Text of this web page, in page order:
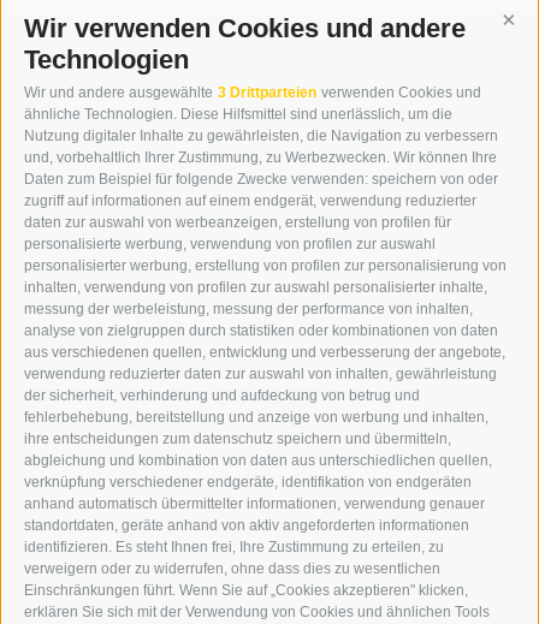
Wir verwenden Cookies und andere
Technologien
Wir und andere ausgewählte 3 Drittparteien verwenden Cookies und
ähnliche Technologien. Diese Hilfsmittel sind unerlässlich, um die
Nutzung digitaler Inhalte zu gewährleisten, die Navigation zu verbessern
und, vorbehaltlich Ihrer Zustimmung, zu Werbezwecken. Wir können Ihre
Daten zum Beispiel für folgende Zwecke verwenden: speichern von oder
zugriff auf informationen auf einem endgerät, verwendung reduzierter
daten zur auswahl von werbeanzeigen, erstellung von profilen für
personalisierte werbung, verwendung von profilen zur auswahl
personalisierter werbung, erstellung von profilen zur personalisierung von
inhalten, verwendung von profilen zur auswahl personalisierter inhalte,
messung der werbeleistung, messung der performance von inhalten,
analyse von zielgruppen durch statistiken oder kombinationen von daten
aus verschiedenen quellen, entwicklung und verbesserung der angebote,
verwendung reduzierter daten zur auswahl von inhalten, gewährleistung
der sicherheit, verhinderung und aufdeckung von betrug und
fehlerbehebung, bereitstellung und anzeige von werbung und inhalten,
ihre entscheidungen zum datenschutz speichern und übermitteln,
abgleichung und kombination von daten aus unterschiedlichen quellen,
verknüpfung verschiedener endgeräte, identifikation von endgeräten
anhand automatisch übermittelter informationen, verwendung genauer
standortdaten, geräte anhand von aktiv angeforderten informationen
identifizieren. Es steht Ihnen frei, Ihre Zustimmung zu erteilen, zu
verweigern oder zu widerrufen, ohne dass dies zu wesentlichen
Einschränkungen führt. Wenn Sie auf „Cookies akzeptieren" klicken,
erklären Sie sich mit der Verwendung von Cookies und ähnlichen Tools
KONTAKT
WIPP-MEDIA GMBH
DER ERKER
NEUSTADT 20A
I-39049 STERZING
TEL.: +39 0472 766876
GRAFIK@DERERKER.IT
INFO@DERERKER.IT
BARBARA.FONTANA@DERERKER.IT
DER ERKER
WERBEN IM ERKER
ONLINE-WERBUNG
SEPA-DAUERAUFTRAG
REGELN LESERKOMMENTARE
ONLINE VOTING
SERVICE
VERANSTALTUNGSKALENDER